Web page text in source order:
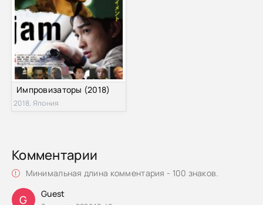
Импровизаторы (2018)
2018, Япония
Комментарии
Минимальная длина комментария - 100 знаков.
G Guest